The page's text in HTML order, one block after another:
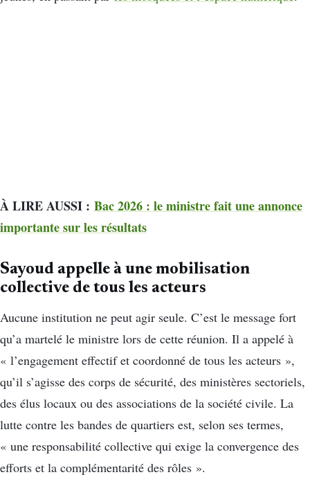
À LIRE AUSSI : Bac 2026 : le ministre fait une annonce
importante sur les résultats
Sayoud appelle à une mobilisation
collective de tous les acteurs
Aucune institution ne peut agir seule. C’est le message fort
qu’a martelé le ministre lors de cette réunion. Il a appelé à
« l’engagement effectif et coordonné de tous les acteurs »,
qu’il s’agisse des corps de sécurité, des ministères sectoriels,
des élus locaux ou des associations de la société civile. La
lutte contre les bandes de quartiers est, selon ses termes,
« une responsabilité collective qui exige la convergence des
efforts et la complémentarité des rôles ».